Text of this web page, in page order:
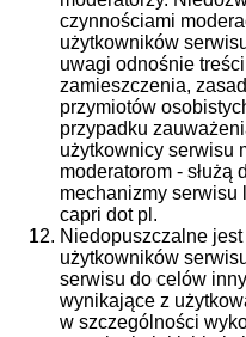
czynnościami
użytkowników
uwagi odnośnie
zamieszczenia,
przymiotów
przypadku
użytkownicy serwisu
moderatorom -
mechanizmy serwisu
capri dot pl.
Niedopuszczalne
użytkowników
serwisu do celów
wynikające z
w szczególności